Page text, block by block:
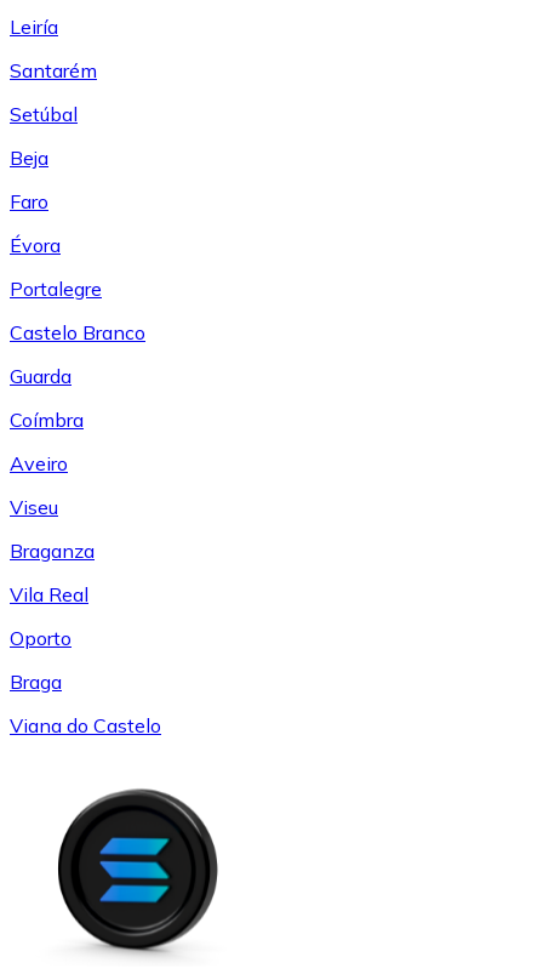
Leiría
Santarém
Setúbal
Beja
Faro
Évora
Portalegre
Castelo Branco
Guarda
Coímbra
Aveiro
Viseu
Braganza
Vila Real
Oporto
Braga
Viana do Castelo